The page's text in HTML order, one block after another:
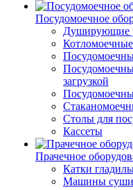
Посудомоечное
Душирующие
загрузкой
Столы для
Кассеты
Прачечное
Катки
Машины